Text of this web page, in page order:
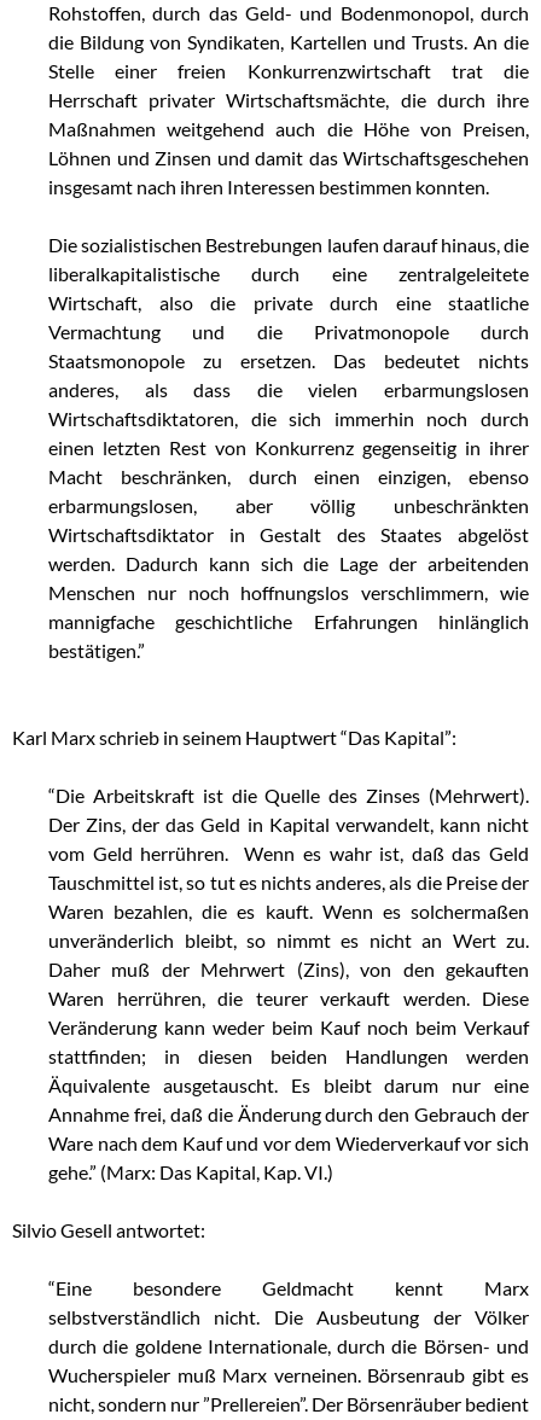
Rohstoffen, durch das Geld- und Bodenmonopol, durch
die Bildung von Syndikaten, Kartellen und Trusts. An die
Stelle einer freien Konkurrenzwirtschaft trat die
Herrschaft privater Wirtschaftsmächte, die durch ihre
Maßnahmen weitgehend auch die Höhe von Preisen,
Löhnen und Zinsen und damit das Wirtschaftsgeschehen
insgesamt nach ihren Interessen bestimmen konnten.
Die sozialistischen Bestrebungen laufen darauf hinaus, die
liberalkapitalistische durch eine zentralgeleitete
Wirtschaft, also die private durch eine staatliche
Vermachtung und die Privatmonopole durch
Staatsmonopole zu ersetzen. Das bedeutet nichts
anderes, als dass die vielen erbarmungslosen
Wirtschaftsdiktatoren, die sich immerhin noch durch
einen letzten Rest von Konkurrenz gegenseitig in ihrer
Macht beschränken, durch einen einzigen, ebenso
erbarmungslosen, aber völlig unbeschränkten
Wirtschaftsdiktator in Gestalt des Staates abgelöst
werden. Dadurch kann sich die Lage der arbeitenden
Menschen nur noch hoffnungslos verschlimmern, wie
mannigfache geschichtliche Erfahrungen hinlänglich
bestätigen.”
Karl Marx schrieb in seinem Hauptwert “Das Kapital”:
“Die Arbeitskraft ist die Quelle des Zinses (Mehrwert).
Der Zins, der das Geld in Kapital verwandelt, kann nicht
vom Geld herrühren. Wenn es wahr ist, daß das Geld
Tauschmittel ist, so tut es nichts anderes, als die Preise der
Waren bezahlen, die es kauft. Wenn es solchermaßen
unveränderlich bleibt, so nimmt es nicht an Wert zu.
Daher muß der Mehrwert (Zins), von den gekauften
Waren herrühren, die teurer verkauft werden. Diese
Veränderung kann weder beim Kauf noch beim Verkauf
stattfinden; in diesen beiden Handlungen werden
Äquivalente ausgetauscht. Es bleibt darum nur eine
Annahme frei, daß die Änderung durch den Gebrauch der
Ware nach dem Kauf und vor dem Wiederverkauf vor sich
gehe.” (Marx: Das Kapital, Kap. VI.)
Silvio Gesell antwortet:
“Eine besondere Geldmacht kennt Marx
selbstverständlich nicht. Die Ausbeutung der Völker
durch die goldene Internationale, durch die Börsen- und
Wucherspieler muß Marx verneinen. Börsenraub gibt es
nicht, sondern nur ”Prellereien”. Der Börsenräuber bedient